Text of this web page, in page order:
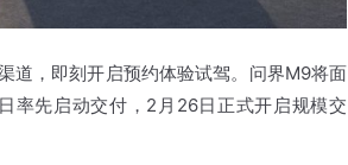
道，即刻开启预约体验试驾。问界M9将面
率先启动交付，2月26日正式开启规模交